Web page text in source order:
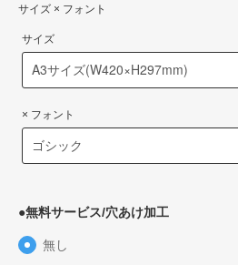
サイズ × フォント
サイズ
× フォント
●無料サービス/穴あけ加工
無し